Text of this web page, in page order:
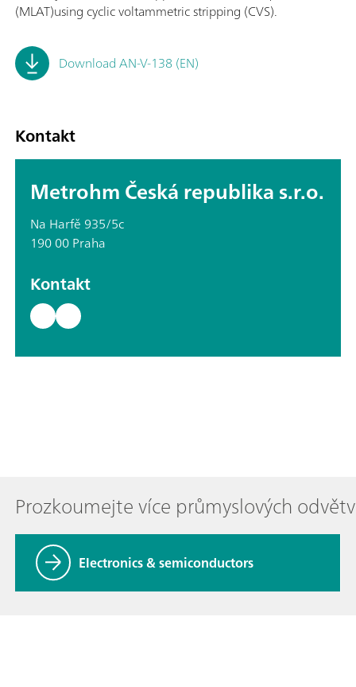
(MLAT)using cyclic voltammetric stripping (CVS).
Download AN-V-138 (EN)
Kontakt
Metrohm Česká republika s.r.o.
Na Harfě 935/5c
190 00 Praha
Kontakt
Prozkoumejte více průmyslových
Electronics & semiconductors